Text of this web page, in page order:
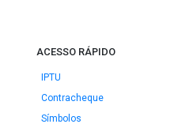
ACESSO RÁPIDO
IPTU
Contracheque
Símbolos